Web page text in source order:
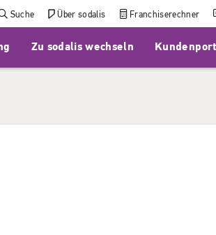
Suche Über sodalis Franchiserechner
Zu sodalis wechseln